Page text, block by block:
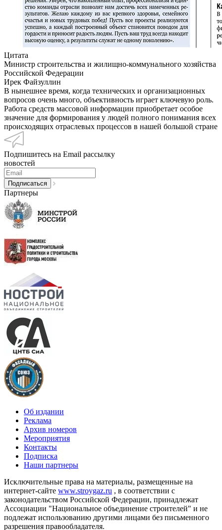
Цитата
Министр строительства и жилищно-коммунального хозяйства
Российской Федерации
Ирек Файзуллин
В нынешнее время, когда технических и организационных
вопросов очень много, объективность играет ключевую роль.
Работа средств массовой информации приобретает особое
значение для формирования у людей полного понимания всех
происходящих отраслевых процессов в нашей большой стране
Подпишитесь на Email рассылку
новостей
Партнеры
Об издании
Реклама
Архив номеров
Мероприятия
Контакты
Подписка
Наши партнеры
Исключительные права на материалы, размещенные на
интернет-сайте www.stroygaz.ru , в соответствии с
законодательством Российской Федерации, принадлежат
Ассоциации "Национальное объединение строителей" и не
подлежат использованию другими лицами без письменного
разрешения правообладателя.